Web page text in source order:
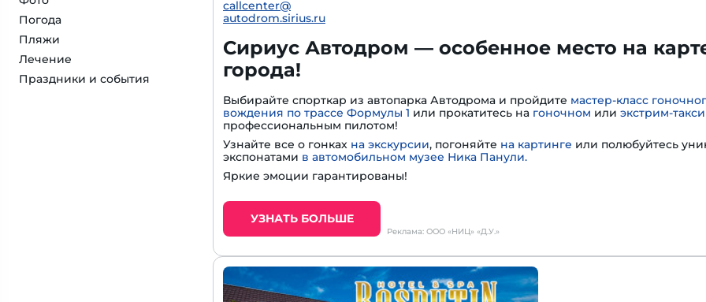
Погода
Пляжи
Лечение
Праздники и события
callcenter@
autodrom.sirius.ru
Сириус Автодром — особенное место на
города!
Выбирайте спорткар из автопарка Автодрома и пройдите мастер-класс
вождения по трассе Формулы 1 или прокатитесь на гоночном или экстрим-такси
профессиональным пилотом!
Узнайте все о гонках на экскурсии, погоняйте на картинге или полюбуйтесь
экспонатами в автомобильном музее Ника Панули.
Яркие эмоции гарантированы!
УЗНАТЬ БОЛЬШЕ
Реклама: ООО «НИЦ» «Д.У.»